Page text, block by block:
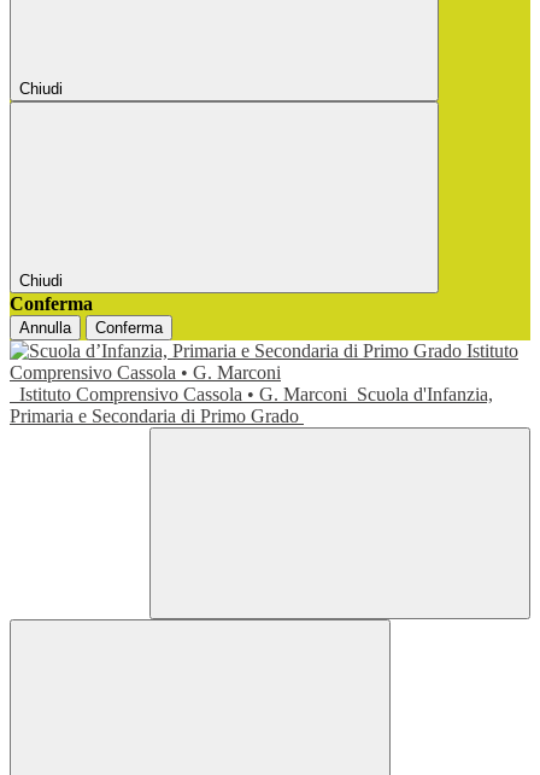
Chiudi
Chiudi
Conferma
Annulla Conferma
Istituto Comprensivo Cassola • G. Marconi Scuola d'Infanzia,
Primaria e Secondaria di Primo Grado